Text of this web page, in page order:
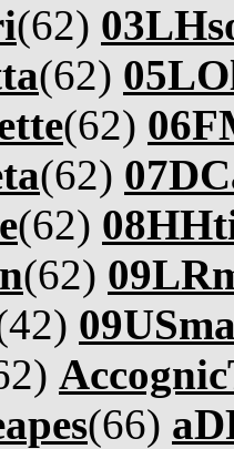
(62)
(62)
(62)
(62)
(62)
(62)
(66)